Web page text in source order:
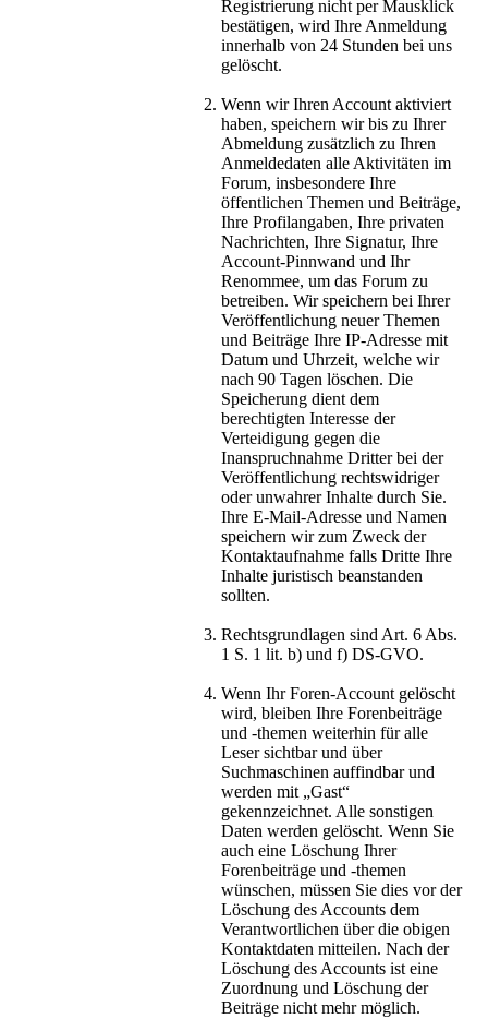
Registrierung nicht per Mausklick
bestätigen, wird Ihre Anmeldung
innerhalb von 24 Stunden bei uns
gelöscht.
Wenn wir Ihren Account aktiviert
haben, speichern wir bis zu Ihrer
Abmeldung zusätzlich zu Ihren
Anmeldedaten alle Aktivitäten im
Forum, insbesondere Ihre
öffentlichen Themen und Beiträge,
Ihre Profilangaben, Ihre privaten
Nachrichten, Ihre Signatur, Ihre
Account-Pinnwand und Ihr
Renommee, um das Forum zu
betreiben. Wir speichern bei Ihrer
Veröffentlichung neuer Themen
und Beiträge Ihre IP-Adresse mit
Datum und Uhrzeit, welche wir
nach 90 Tagen löschen. Die
Speicherung dient dem
berechtigten Interesse der
Verteidigung gegen die
Inanspruchnahme Dritter bei der
Veröffentlichung rechtswidriger
oder unwahrer Inhalte durch Sie.
Ihre E-Mail-Adresse und Namen
speichern wir zum Zweck der
Kontaktaufnahme falls Dritte Ihre
Inhalte juristisch beanstanden
sollten.
Rechtsgrundlagen sind Art. 6 Abs.
1 S. 1 lit. b) und f) DS-GVO.
Wenn Ihr Foren-Account gelöscht
wird, bleiben Ihre Forenbeiträge
und -themen weiterhin für alle
Leser sichtbar und über
Suchmaschinen auffindbar und
werden mit „Gast“
gekennzeichnet. Alle sonstigen
Daten werden gelöscht. Wenn Sie
auch eine Löschung Ihrer
Forenbeiträge und -themen
wünschen, müssen Sie dies vor der
Löschung des Accounts dem
Verantwortlichen über die obigen
Kontaktdaten mitteilen. Nach der
Löschung des Accounts ist eine
Zuordnung und Löschung der
Beiträge nicht mehr möglich.